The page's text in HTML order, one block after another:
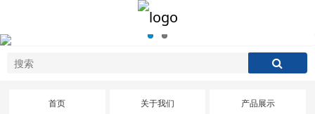
首页 关于我们 产品展示